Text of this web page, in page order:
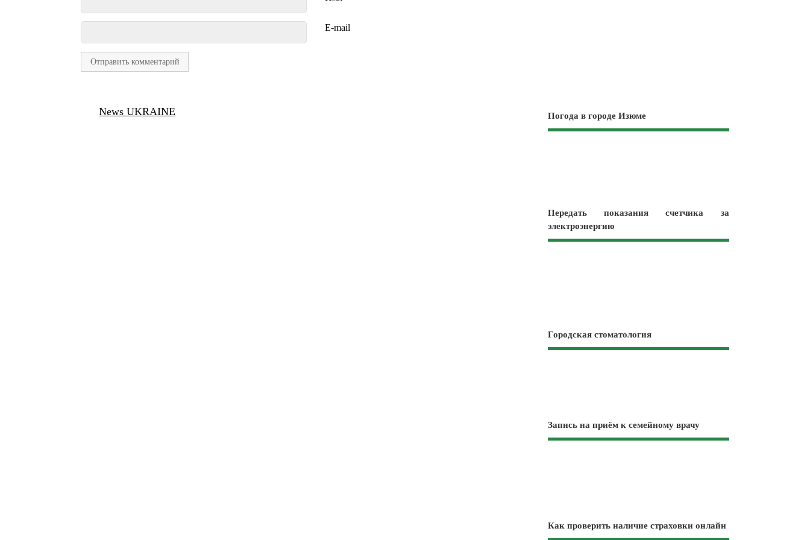
E-mail
News UKRAINE Погода в городе Изюме
Передать показания счетчика за
электроэнергию
Городская стоматология
Запись на приём к семейному врачу
Как проверить наличие страховки онлайн